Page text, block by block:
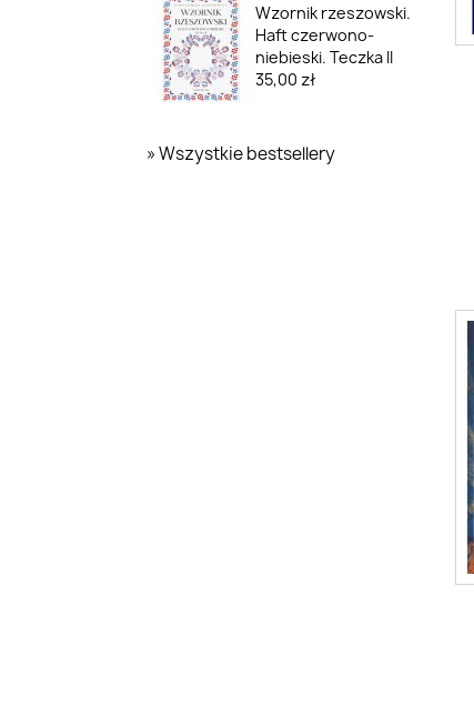
Wzornik rzeszowski.
Haft czerwono-
niebieski. Teczka II
35,00 zł
» Wszystkie bestsellery